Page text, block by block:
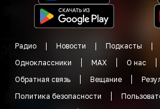
Радио Новости Подкасты
Одноклассники
MAX О нас
Обратная связь
Вещание
Политика безопасности